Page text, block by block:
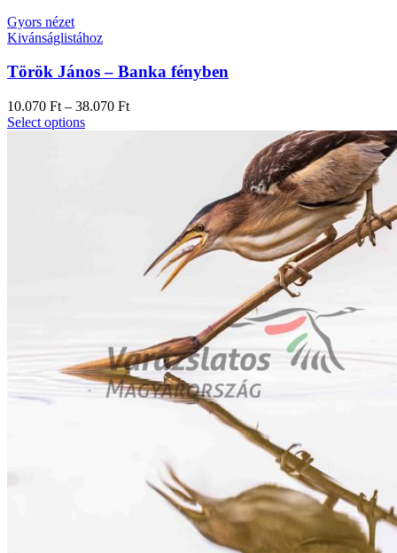
Gyors nézet
Kivánságlistához
Török János – Banka fényben
10.070 Ft – 38.070 Ft
Select options